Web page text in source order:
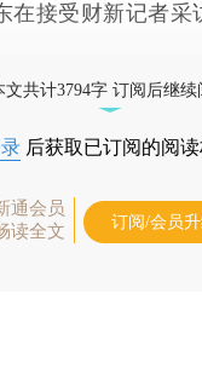
在接受财新记者
文共计3794字 订阅后继续
后获取已订阅的阅
通会员
读全文
订阅/会员